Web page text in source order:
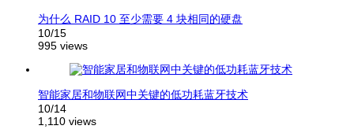
为什么 RAID 10 至少需要 4 块相同的硬盘
10/15
995 views
智能家居和物联网中关键的低功耗蓝牙技术
10/14
1,110 views